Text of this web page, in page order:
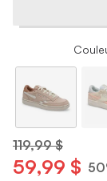
119,99 $
59,99 $